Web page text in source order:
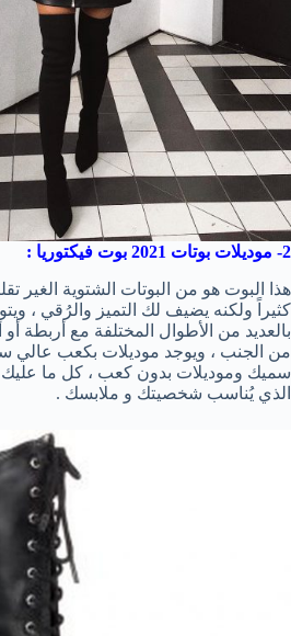
2- موديلات بوتات 2021 بوت فيكتوريا :
هذا البوت هو من البوتات الشتوية الغير
كثيراً ولكنه يضيف لك التميز والرُقي ،
بالعديد من الأطوال المختلفة مع أربطة أو
من الجنب ، ويوجد موديلات بكعب عالي
سميك وموديلات بدون كعب ، كل ما عليك
الذي يُناسب شخصيتك و ملابسك .